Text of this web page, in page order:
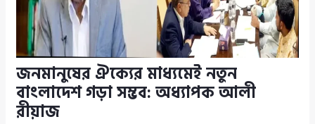
জনমানুষের ঐক্যের মাধ্যমেই নতুন
বাংলাদেশ গড়া সম্ভব: অধ্যাপক আলী
রীয়াজ